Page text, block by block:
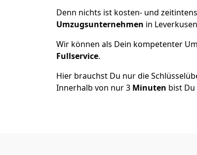
Denn nichts ist kosten- und
Umzugsunternehmen in
Wir können als Dein kompetenter
Fullservice.
Hier brauchst Du nur die
Innerhalb von nur 3 Minuten bist Du